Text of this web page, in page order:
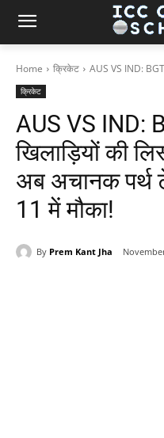
Home क्रिकेट AUS VS IND: BGT
क्रिकेट
AUS VS IND:
खिलाड़ियों की
अब अचानक पर्थ
11 में मौका!
By Prem Kant Jha